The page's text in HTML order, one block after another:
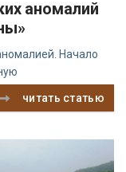
аномалий
Начало
читать статью